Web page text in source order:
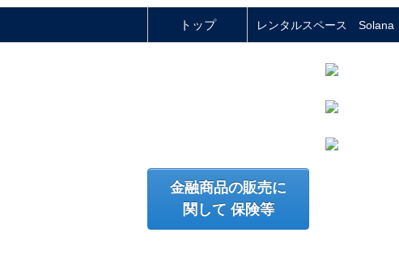
トップ レンタルスペース Solana
金融商品の販売に
関して 保険等